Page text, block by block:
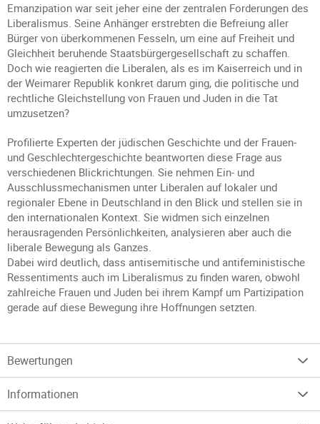
Emanzipation war seit jeher eine der zentralen Forderungen des
Liberalismus. Seine Anhänger erstrebten die Befreiung aller
Bürger von überkommenen Fesseln, um eine auf Freiheit und
Gleichheit beruhende Staatsbürgergesellschaft zu schaffen.
Doch wie reagierten die Liberalen, als es im Kaiserreich und in
der Weimarer Republik konkret darum ging, die politische und
rechtliche Gleichstellung von Frauen und Juden in die Tat
umzusetzen?
Profilierte Experten der jüdischen Geschichte und der Frauen-
und Geschlechtergeschichte beantworten diese Frage aus
verschiedenen Blickrichtungen. Sie nehmen Ein- und
Ausschlussmechanismen unter Liberalen auf lokaler und
regionaler Ebene in Deutschland in den Blick und stellen sie in
den internationalen Kontext. Sie widmen sich einzelnen
herausragenden Persönlichkeiten, analysieren aber auch die
liberale Bewegung als Ganzes.
Dabei wird deutlich, dass antisemitische und antifeministische
Ressentiments auch im Liberalismus zu finden waren, obwohl
zahlreiche Frauen und Juden bei ihrem Kampf um Partizipation
gerade auf diese Bewegung ihre Hoffnungen setzten.
Bewertungen
Informationen